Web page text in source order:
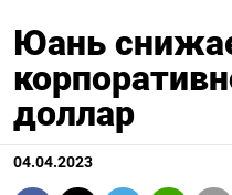
Юань
доллар
04.04.2023